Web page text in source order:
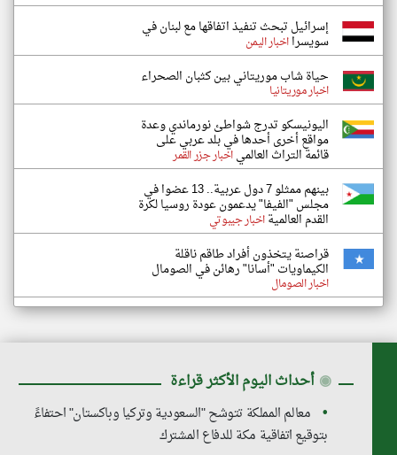
إسرائيل تبحث تنفيذ اتفاقها مع لبنان في
سويسرااخبار اليمن
حياة شاب موريتاني بين كثبان الصحراء
اخبار موريتانيا
اليونيسكو تدرج شواطئ نورماندي وعدة
مواقع أخرى أحدها في بلد عربي على
قائمة التراث العالمياخبار جزر القمر
بينهم ممثلو 7 دول عربية.. 13 عضوا في
مجلس "الفيفا" يدعمون عودة روسيا لكرة
القدم العالميةاخبار جيبوتي
قراصنة يتخذون أفراد طاقم ناقلة
الكيماويات "أسانا" رهائن في الصومال
اخبار الصومال
◉ أحداث اليوم الأكثر قراءة
معالم المملكة تتوشح "السعودية وتركيا وباكستان" احتفاءً
بتوقيع اتفاقية مكة للدفاع المشترك